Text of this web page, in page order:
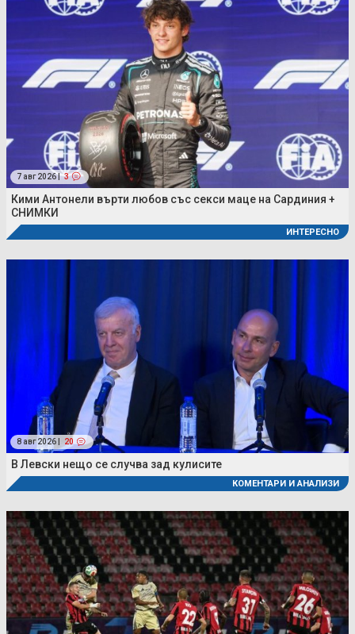
7 авг 2026 | 3
Кими Антонели върти любов със секси маце на Сардиния +
СНИМКИ
ИНТЕРЕСНО
8 авг 2026 | 20
В Левски нещо се случва зад кулисите
КОМЕНТАРИ И АНАЛИЗИ